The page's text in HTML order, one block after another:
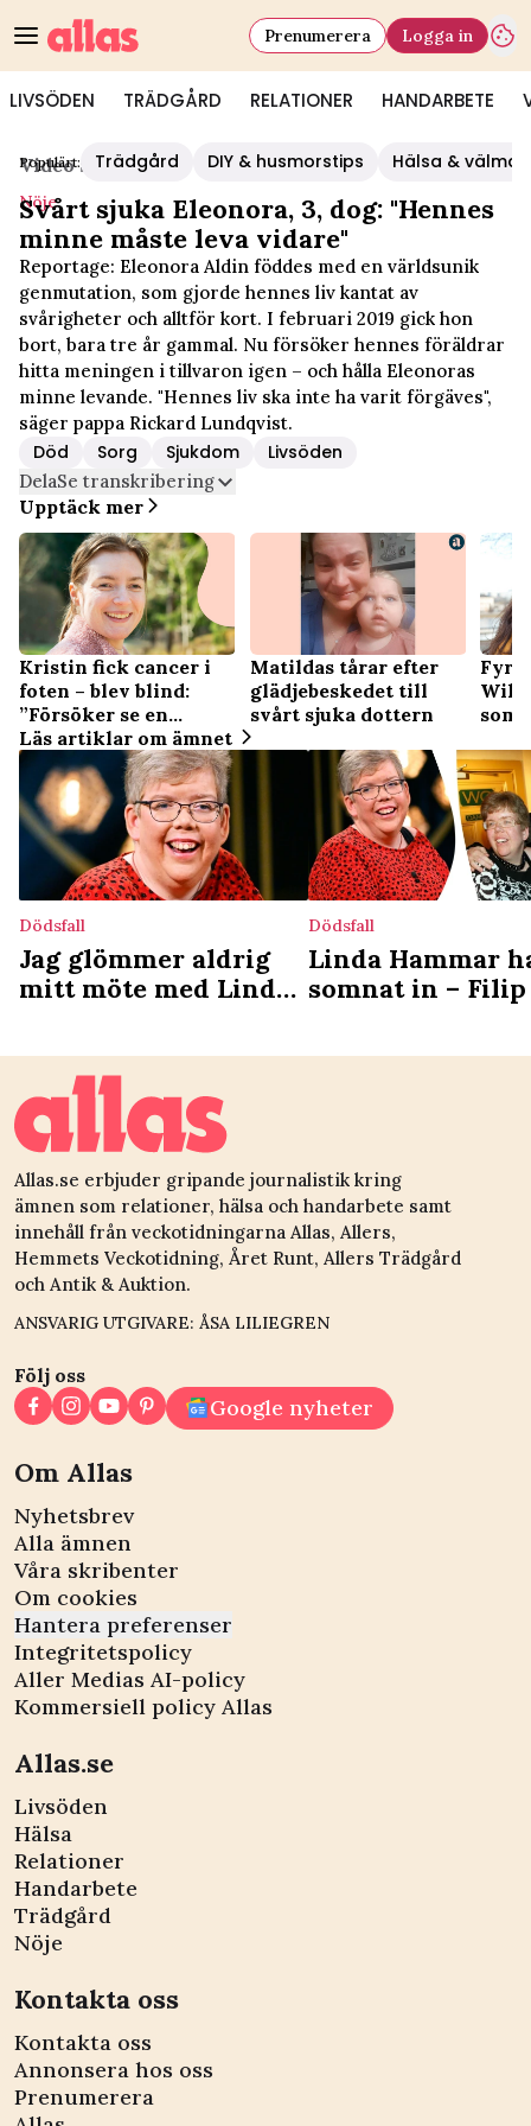
LIVSÖDEN TRÄDGÅRD RELATIONER HANDARBETE
Prenumerera Logga in
Populärt: Trädgård DIY & husmorstips Hälsa &
Video Start/Nöje
Nöje
Svårt sjuka Eleonora, 3, dog: "Hennes
minne måste leva vidare"
Reportage: Eleonora Aldin föddes med en världsunik
genmutation, som gjorde hennes liv kantat av
svårigheter och alltför kort. I februari 2019 gick hon
bort, bara tre år gammal. Nu försöker hennes föräldrar
hitta meningen i tillvaron igen – och hålla Eleonoras
minne levande. "Hennes liv ska inte ha varit förgäves",
säger pappa Rickard Lundqvist.
Död Sorg Sjukdom Livsöden
DelaSe transkribering
Upptäck mer
Kristin fick cancer i
foten – blev blind:
”Försöker se en
mening i allt som
sker”
Matildas tårar efter
glädjebeskedet till
svårt sjuka dottern
som
Läs artiklar om ämnet
Dödsfall
Jag glömmer aldrig
mitt möte med Linda
hon mig
Dödsfall
Linda Hammar
somnat in –
livet: ”Jag var
Allas.se erbjuder gripande journalistik kring
ämnen som relationer, hälsa och handarbete samt
innehåll från veckotidningarna Allas, Allers,
Hemmets Veckotidning, Året Runt, Allers Trädgård
och Antik & Auktion.
ANSVARIG UTGIVARE: ÅSA LILIEGREN
Följ oss
Google nyheter
Om Allas
Nyhetsbrev
Alla ämnen
Våra skribenter
Om cookies
Hantera preferenser
Integritetspolicy
Aller Medias AI-policy
Kommersiell policy Allas
Allas.se
Livsöden
Hälsa
Relationer
Handarbete
Trädgård
Nöje
Kontakta oss
Kontakta oss
Annonsera hos oss
Prenumerera